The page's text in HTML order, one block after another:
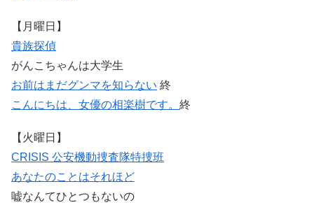
【月曜日】
貴族探偵
がんこちゃんは大学生
お前はまだグンマを知らない 終
こんにちは、女優の相楽樹です。 終
【火曜日】
CRISIS 公安機動捜査隊特捜班
あなたのことはそれほど
嘘なんてひとつもないの